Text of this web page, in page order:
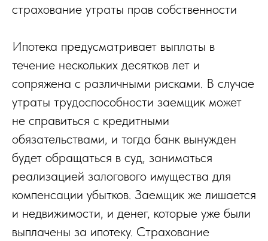
страхование утраты прав собственности
Ипотека предусматривает выплаты в
течение нескольких десятков лет и
сопряжена с различными рисками. В случае
утраты трудоспособности заемщик может
не справиться с кредитными
обязательствами, и тогда банк вынужден
будет обращаться в суд, заниматься
реализацией залогового имущества для
компенсации убытков. Заемщик же лишается
и недвижимости, и денег, которые уже были
выплачены за ипотеку. Страхование